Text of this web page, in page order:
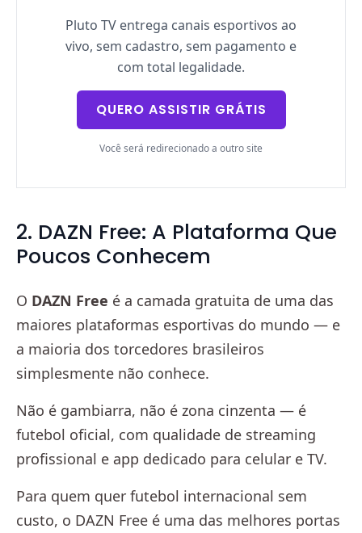
Pluto TV entrega canais esportivos ao
vivo, sem cadastro, sem pagamento e
com total legalidade.
QUERO ASSISTIR GRÁTIS
Você será redirecionado a outro site
2. DAZN Free: A Plataforma Que
Poucos Conhecem
O DAZN Free é a camada gratuita de uma das
maiores plataformas esportivas do mundo — e
a maioria dos torcedores brasileiros
simplesmente não conhece.
Não é gambiarra, não é zona cinzenta — é
futebol oficial, com qualidade de streaming
profissional e app dedicado para celular e TV.
Para quem quer futebol internacional sem
custo, o DAZN Free é uma das melhores portas